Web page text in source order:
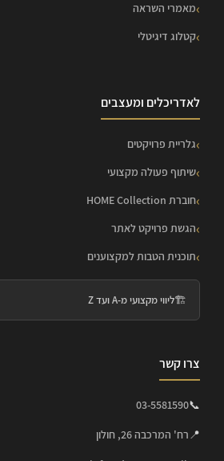
מאמרי השראה
קטלוג דיגיטלי
לאדריכלים ומעצבים
גלריית פרויקטים
שיתוף פעולה מקצועי
חוברת HOME Collection
הגשת פרויקט לאתר
תוכנית הטבות למקצוענים
🏗️ליווי מקצועי מ-A ועד Z
צרו קשר
📞
03-5581590
📍רח' המרכבה 26, חולון